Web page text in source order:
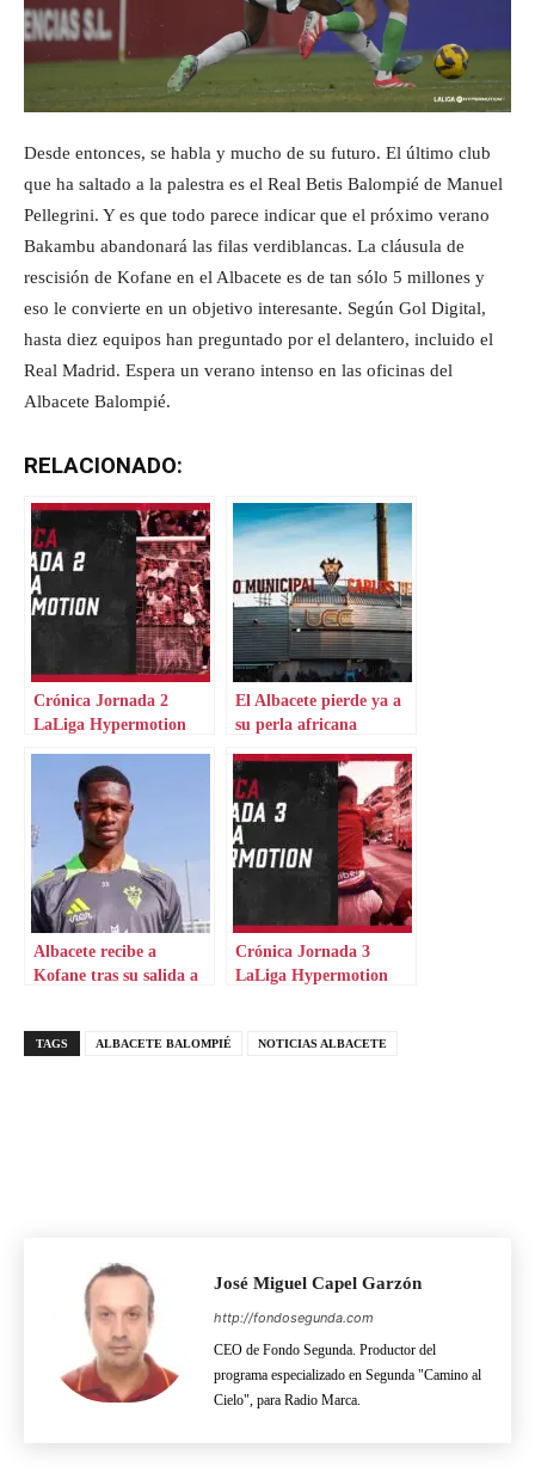
Desde entonces, se habla y mucho de su futuro. El último club
que ha saltado a la palestra es el Real Betis Balompié de Manuel
Pellegrini. Y es que todo parece indicar que el próximo verano
Bakambu abandonará las filas verdiblancas. La cláusula de
rescisión de Kofane en el Albacete es de tan sólo 5 millones y
eso le convierte en un objetivo interesante. Según Gol Digital,
hasta diez equipos han preguntado por el delantero, incluido el
Real Madrid. Espera un verano intenso en las oficinas del
Albacete Balompié.
RELACIONADO:
Crónica Jornada 2
LaLiga Hypermotion
El Albacete pierde ya a
su perla africana
Albacete recibe a
Kofane tras su salida a
Crónica Jornada 3
LaLiga Hypermotion
TAGS ALBACETE BALOMPIÉ NOTICIAS ALBACETE
José Miguel Capel Garzón
http://fondosegunda.com
CEO de Fondo Segunda. Productor del
programa especializado en Segunda "Camino al
Cielo", para Radio Marca.